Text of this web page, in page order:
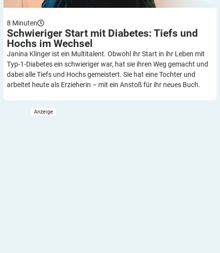
8 Minuten
Schwieriger Start mit Diabetes: Tiefs und
Hochs im Wechsel
Janina Klinger ist ein Multitalent. Obwohl ihr Start in ihr Leben mit
Typ-1-Diabetes ein schwieriger war, hat sie ihren Weg gemacht und
dabei alle Tiefs und Hochs gemeistert. Sie hat eine Tochter und
arbeitet heute als Erzieherin – mit ein Anstoß für ihr neues Buch.